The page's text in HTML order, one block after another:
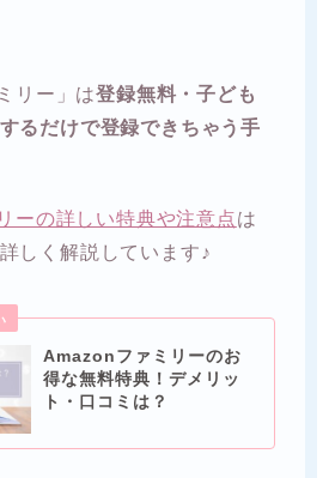
リー」は登録無料・子ども
るだけで登録できちゃう手
ーの詳しい特典や注意点は
しく解説しています♪
Amazonファミリーのお
得な無料特典！デメリッ
ト・口コミは？